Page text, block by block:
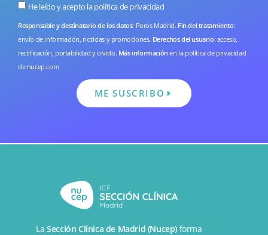
He leído y acepto lapolítica de privacidad
Responsable y destinatario de los datos: Poros Madrid. Fin del tratamiento:
envío de información, noticias y promociones. Derechos del usuario: acceso,
rectificación, portabilidad y olvido. Más información en la política de privacidad
de nucep.com
ME SUSCRIBO
LaSección Clínica de Madrid (Nucep) forma